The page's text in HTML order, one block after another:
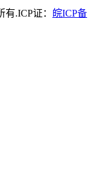
.ICP证： 皖ICP备